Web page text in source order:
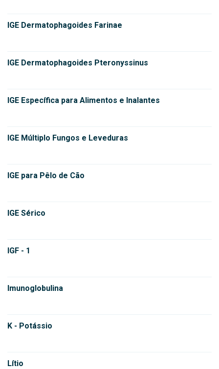
IGE Dermatophagoides Farinae
IGE Dermatophagoides Pteronyssinus
IGE Específica para Alimentos e Inalantes
IGE Múltiplo Fungos e Leveduras
IGE para Pêlo de Cão
IGE Sérico
IGF - 1
Imunoglobulina
K - Potássio
Lítio